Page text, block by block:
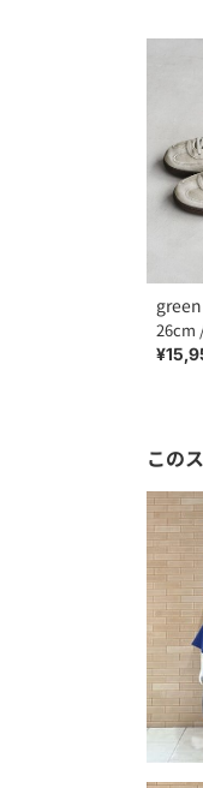
26cm
この